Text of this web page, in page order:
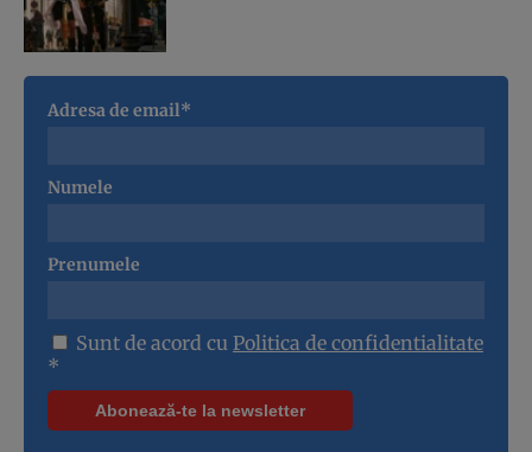
Adresa de email*
Numele
Prenumele
Sunt de acord cu Politica de confidentialitate
*